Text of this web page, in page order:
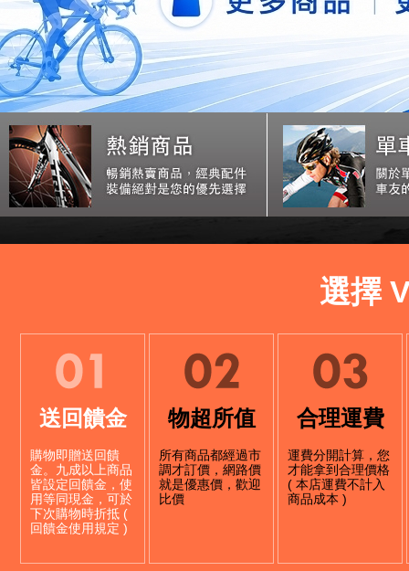
選擇
送回饋金
購物即贈送回饋
金。九成以上商品
皆設定回饋金，使
用等同現金，可於
下次購物時折抵 (
回饋金使用規定 )
物超所值
所有商品都經過市
調才訂價，網路價
就是優惠價，歡迎
比價
合理運費
運費分開計算，您
才能拿到合理價格
( 本店運費不計入
商品成本 )